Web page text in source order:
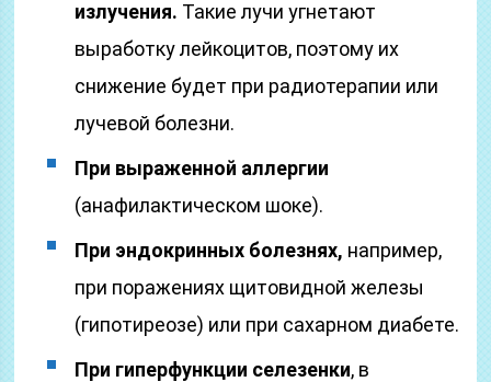
излучения. Такие лучи угнетают
выработку лейкоцитов, поэтому их
снижение будет при радиотерапии или
лучевой болезни.
При выраженной аллергии
(анафилактическом шоке).
При эндокринных болезнях, например,
при поражениях щитовидной железы
(гипотиреозе) или при сахарном диабете.
При гиперфункции селезенки, в